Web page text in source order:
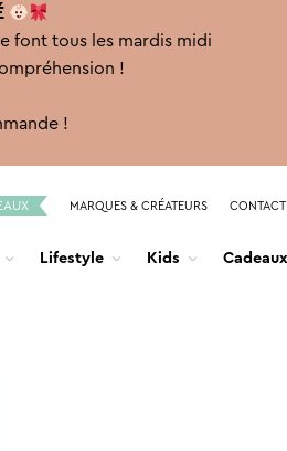
font tous les mardis midi
!
!
MARQUES & CRÉATEURS
Lifestyle Kids Cadeaux